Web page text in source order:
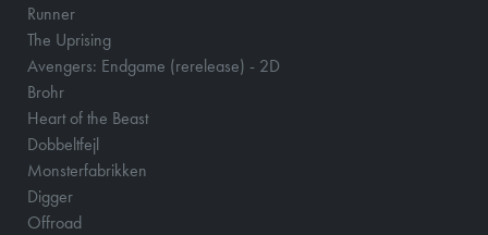
Runner
The Uprising
Avengers: Endgame (rerelease) - 2D
Brohr
Heart of the Beast
Dobbeltfejl
Monsterfabrikken
Digger
Offroad